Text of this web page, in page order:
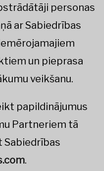
personas
ar Sabiedrības
un pieprasa
veikšanu.
papildinājumus
Partneriem tā
Sabiedrības
.